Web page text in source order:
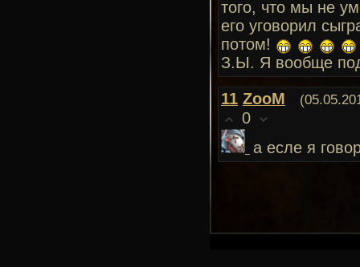
того, что мы не
его уговорил
потом!
З.Ы. Я вообще
11 ZooM
0
а есле я